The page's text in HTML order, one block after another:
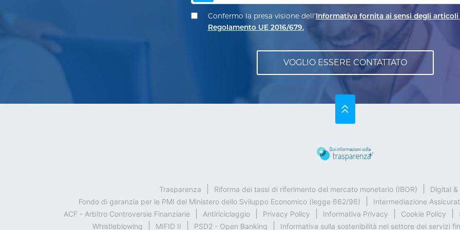
Confermo la presa visione dell’ Informativa fornita ai sensi degli articoli
Regolamento UE 2016/679.
SU
Trasparenza Riforma dei tassi di riferimento del mercato monetario (IBOR)
Digital
Fondo di garanzia per le PMI del Ministero dello Sviluppo Economico (legge 662/96)
Intermediazione
ACF - Arbitro Controversie Finanziarie
Antiriciclaggio Privacy Policy Informativa Privacy Cookie Policy
Whistleblowing
MIFID II PSD2 - Open Banking Informativa sulla sostenibilità nel settore dei servizi